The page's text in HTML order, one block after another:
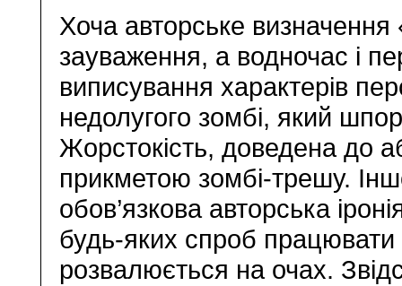
Хоча авторське
зауваження, а водночас і
виписування характерів
недолугого зомбі, який
Жорстокість, доведена до
прикметою зомбі-трешу.
обов’язкова авторська
будь-яких спроб
розвалюється на очах.